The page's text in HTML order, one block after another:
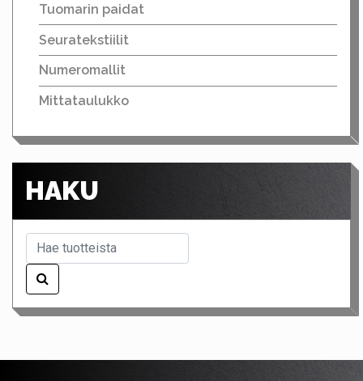
Tuomarin paidat
Seuratekstiilit
Numeromallit
Mittataulukko
HAKU